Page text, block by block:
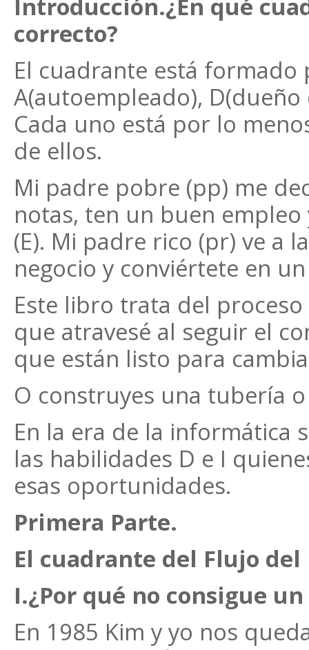
Introducción.¿En qué
correcto?
El cuadrante está formado
A(autoempleado),
Cada uno está por lo
de ellos.
Mi padre pobre (pp) me
notas, ten un buen
(E). Mi padre rico (pr) ve a
negocio y conviértete en
Este libro trata del
que atravesé al seguir el
que están listo para
O construyes una tubería
En la era de la informática
las habilidades D e I
esas oportunidades.
Primera Parte.
El cuadrante del Flujo del
I.¿Por qué no consigue
En 1985 Kim y yo nos